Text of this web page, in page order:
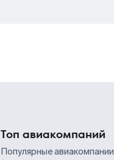
Топ авиакомпаний
Популярные авиакомпании